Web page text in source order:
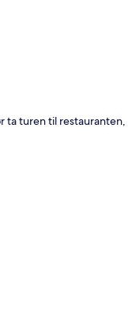
ta turen til